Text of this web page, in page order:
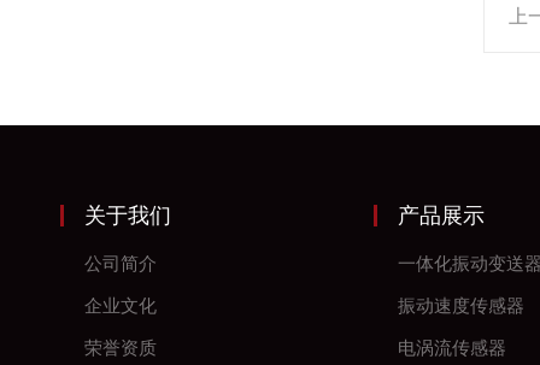
上
关于我们
公司简介
企业文化
荣誉资质
产品展示
一体化振动变送
振动速度传感器
电涡流传感器